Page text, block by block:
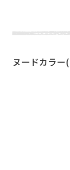
ヌードカラ